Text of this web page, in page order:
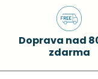
Doprava nad
zdarma